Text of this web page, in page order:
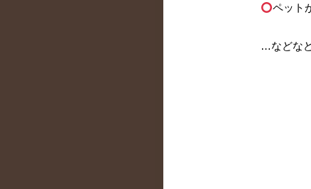
ペット
…などな